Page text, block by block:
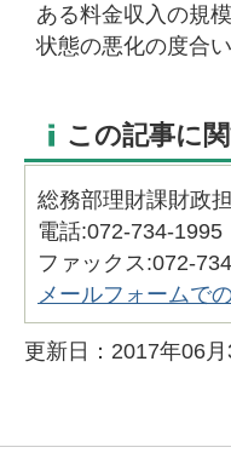
ある料金収入の規
状態の悪化の度合
この記事に
総務部理財課財政
電話:072-734-1995
ファックス:072-
メールフォームで
更新日：2017年06月